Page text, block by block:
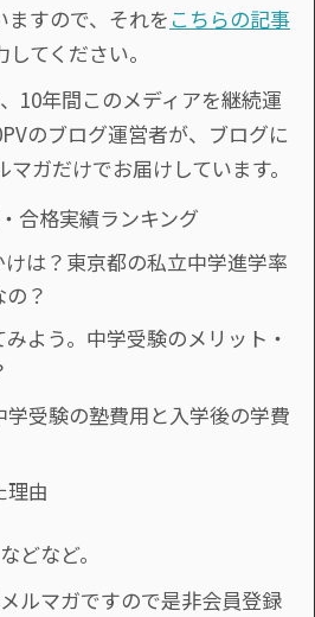
ますので、それを こちらの記事
してください。
10年間このメディアを継続運
のブログ運営者が、ブログに
ガだけでお届けしています。
合格実績ランキング
は？東京都の私立中学進学率
？
よう。中学受験のメリット・
受験の塾費用と入学後の学費
理由
などなど。
メルマガですので是非会員登録